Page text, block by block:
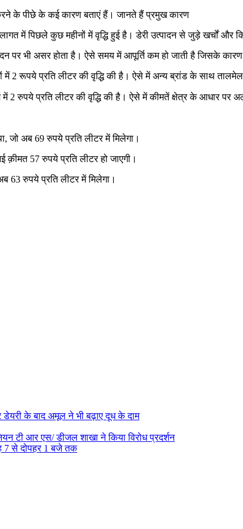
के पीछे के कई कारण बताएं हैं। जानते हैं प्रमुख कारण
में पिछले कुछ महीनों में वृद्धि हुई है। डेरी उत्पादन से जुड़े खर्चों और
पर भी असर होता है। ऐसे समय में आपूर्ति कम हो जाती है जिसके
में 2 रूपये प्रति लीटर की वृद्धि की है। ऐसे में अन्य ब्रांड के साथ
2 रुपये प्रति लीटर की वृद्धि की है। ऐसे में कीमतें क्षेत्र के आधार पर
जो अब 69 रुपये प्रति लीटर में मिलेगा।
57 रुपये प्रति लीटर हो जाएगी।
63 रुपये प्रति लीटर में मिलेगा।
डेयरी के बाद अमूल ने भी बढ़ाए दूध के दाम
टी आर एस/ डीजल शाखा ने किया विरोध प्रदर्शन
7 से दोपहर 1 बजे तक